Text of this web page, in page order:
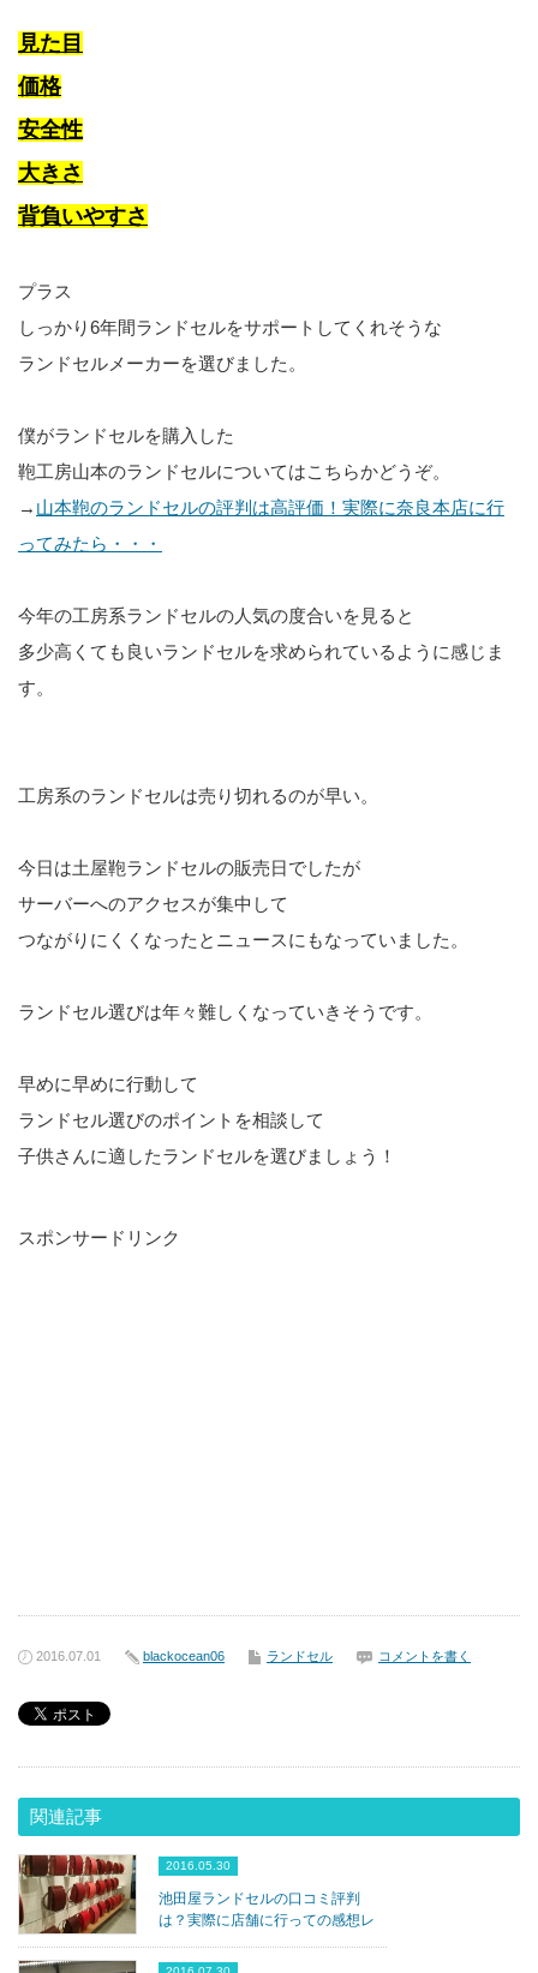
見た目
価格
安全性
大きさ
背負いやすさ
プラス
しっかり6年間ランドセルをサポートしてくれそうな
ランドセルメーカーを選びました。
僕がランドセルを購入した
鞄工房山本のランドセルについてはこちらかどうぞ。
→ 山本鞄のランドセルの評判は高評価！実際に奈良本店に行
ってみたら・・・
今年の工房系ランドセルの人気の度合いを見ると
多少高くても良いランドセルを求められているように感じま
す。
工房系のランドセルは売り切れるのが早い。
今日は土屋鞄ランドセルの販売日でしたが
サーバーへのアクセスが集中して
つながりにくくなったとニュースにもなっていました。
ランドセル選びは年々難しくなっていきそうです。
早めに早めに行動して
ランドセル選びのポイントを相談して
子供さんに適したランドセルを選びましょう！
スポンサードリンク
2016.07.01 blackocean06 ランドセル コメントを書く
関連記事
2016.05.30
池田屋ランドセルの口コミ評判
は？実際に店舗に行っての感想レ